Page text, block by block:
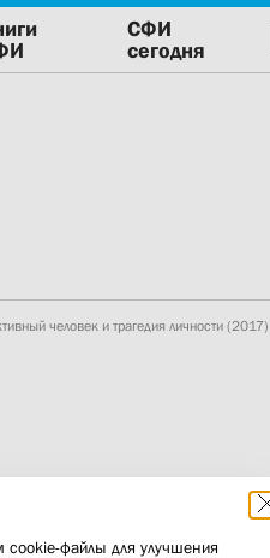
СФИ
сегодня
человек и трагедия личности (2017)
cookie-файлы для улучшения